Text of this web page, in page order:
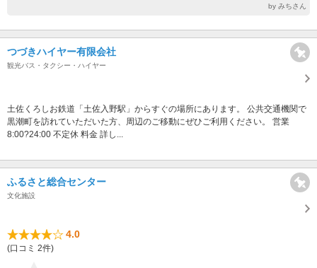
by みちさん
つづきハイヤー有限会社
観光バス・タクシー・ハイヤー
土佐くろしお鉄道「土佐入野駅」からすぐの場所にあります。 公共交通機関で
黒潮町を訪れていただいた方、周辺のご移動にぜひご利用ください。 営業
8:00?24:00 不定休 料金 詳し...
ふるさと総合センター
文化施設
4.0
(口コミ 2件)